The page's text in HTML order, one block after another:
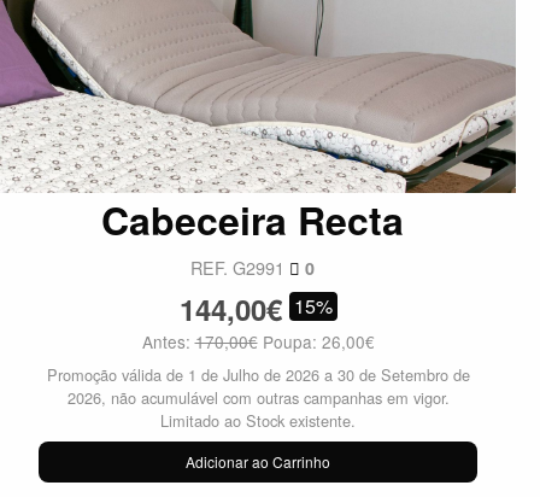
Cabeceira Recta
REF. G2991 0
144,00€ 15%
Antes:170,00€ Poupa: 26,00€
Promoção válida de 1 de Julho de 2026 a 30 de Setembro de
2026, não acumulável com outras campanhas em vigor.
Limitado ao Stock existente.
Adicionar ao Carrinho